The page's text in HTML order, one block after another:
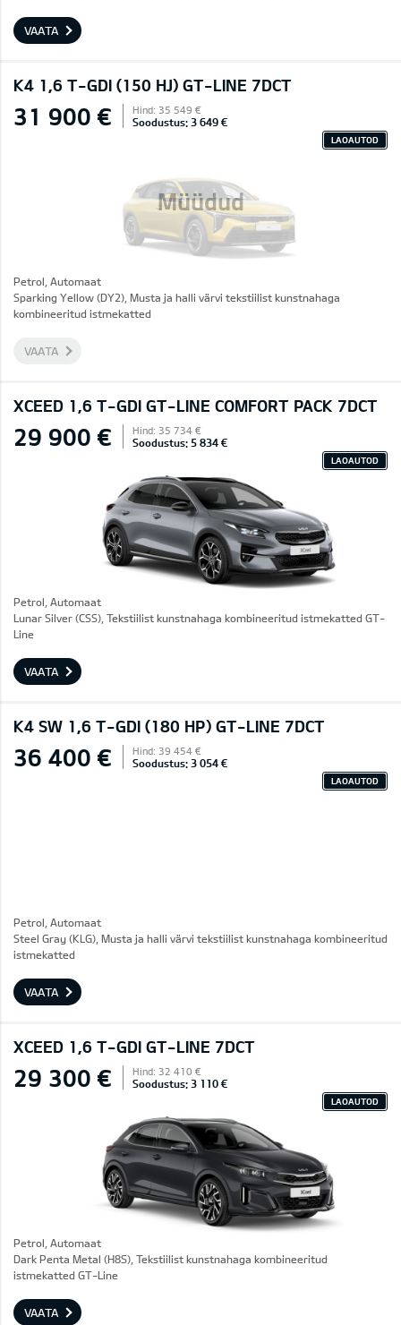
VAATA
K4 1,6 T-GDI (150 HJ) GT-LINE 7DCT
Müüdud
31 900 € Hind: 35 549 €
Soodustus: 3 649 €
LAOAUTOD
Petrol, Automaat
Sparking Yellow (DY2), Musta ja halli värvi tekstiilist kunstnahaga
kombineeritud istmekatted
VAATA
XCEED 1,6 T-GDI GT-LINE COMFORT PACK 7DCT
29 900 € Hind: 35 734 €
Soodustus: 5 834 €
LAOAUTOD
Petrol, Automaat
Lunar Silver (CSS), Tekstiilist kunstnahaga kombineeritud istmekatted GT-
Line
VAATA
K4 SW 1,6 T-GDI (180 HP) GT-LINE 7DCT
36 400 € Hind: 39 454 €
Soodustus: 3 054 €
LAOAUTOD
Petrol, Automaat
Steel Gray (KLG), Musta ja halli värvi tekstiilist kunstnahaga kombineeritud
istmekatted
VAATA
XCEED 1,6 T-GDI GT-LINE 7DCT
29 300 € Hind: 32 410 €
Soodustus: 3 110 €
LAOAUTOD
Petrol, Automaat
Dark Penta Metal (H8S), Tekstiilist kunstnahaga kombineeritud
istmekatted GT-Line
VAATA